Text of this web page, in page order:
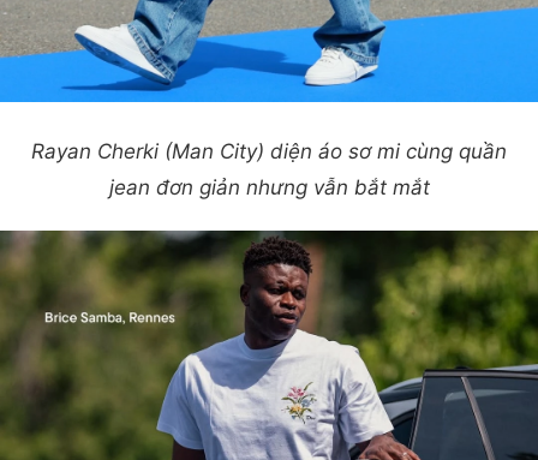
Rayan Cherki (Man City) diện áo sơ mi cùng quần
jean đơn giản nhưng vẫn bắt mắt